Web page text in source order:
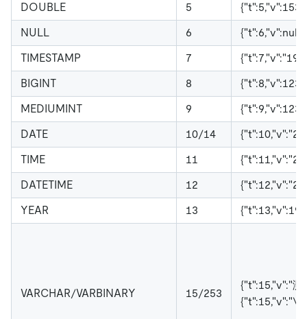
DOUBLE
5
NULL
6
{"t":6,"v":null}
TIMESTAMP
7
BIGINT
8
{"t":8,"v":123}
MEDIUMINT
9
{"t":9,"v":123}
DATE
10/14
TIME
11
DATETIME
12
YEAR
13
VARCHAR/VARBINARY 15/253
{"t":15,"v":"
{"t":15,"v":"\